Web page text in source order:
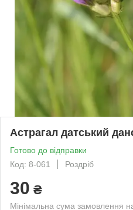
Астрагал датський
Готово до відправки
Код: 8-061
Роздріб
30 ₴
Мінімальна сума замовлення